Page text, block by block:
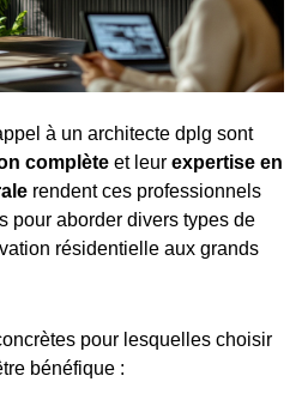
à un architecte dplg sont
complète et leur expertise en
rendent ces professionnels
pour aborder divers types de
résidentielle aux grands
pour lesquelles choisir
bénéfique :